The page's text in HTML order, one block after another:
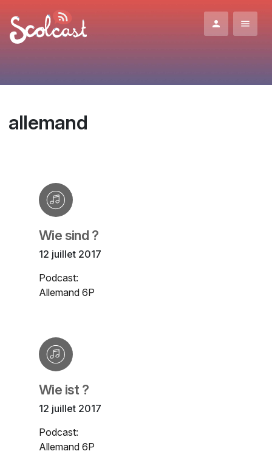
allemand
Wie sind ?
12 juillet 2017
Podcast:
Allemand 6P
Wie ist ?
12 juillet 2017
Podcast:
Allemand 6P